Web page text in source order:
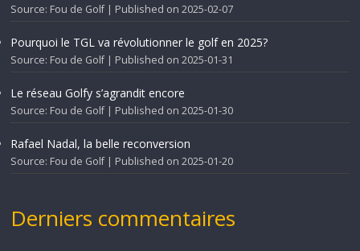
Source: Fou de Golf Published on 2025-02-07
Pourquoi le TGL va révolutionner le golf en 2025?
Source: Fou de Golf Published on 2025-01-31
Le réseau Golfy s’agrandit encore
Source: Fou de Golf Published on 2025-01-30
Rafael Nadal, la belle reconversion
Source: Fou de Golf Published on 2025-01-20
Derniers commentaires